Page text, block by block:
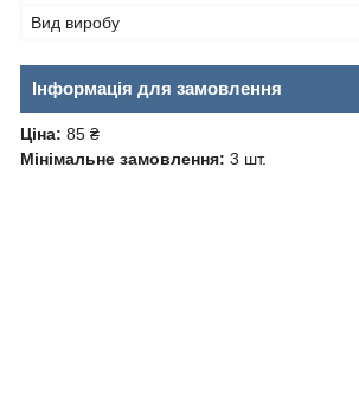
Вид виробу
Інформація для замовлення
Ціна: 85 ₴
Мінімальне замовлення: 3 шт.